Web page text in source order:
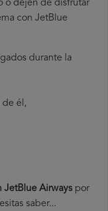
o dejen de disfrutar
con JetBlue
durante la
de él,
JetBlue Airways por
saber...